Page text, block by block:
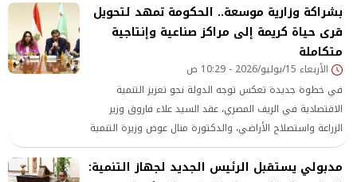
بشراكة وزارية موسعة.. الحكومة تمهد لتحويل
قرى حياة كريمة إلى مراكز صناعية وإنتاجية
متكاملة
الأربعاء 15/يوليو/2026 - 10:29 ص
في خطوة جديدة تعكس توجه الدولة نحو تعزيز التنمية
الاقتصادية في الريف المصري، عقد السيد علاء فاروق وزير
الزراعة واستصلاح الأراضي، والدكتورة منال عوض وزيرة التنمية
المحلية والبيئة، والمهندس خالد هاشم وزير الصناعة، اجتماعًا
تنسيقيًا موسعًا لمتابعة الموقف التنفيذي ومستجدات مبادرة
مدبولي يستقبل الرئيس الجديد لجهاز التنمية: